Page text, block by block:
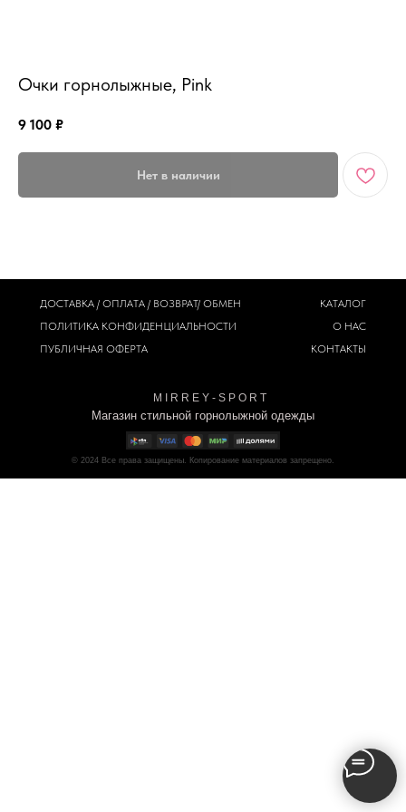
Очки горнолыжные, Pink
9 100 ₽
Нет в наличии
M I R R E Y - S P O R T
Магазин стильной горнолыжной одежды
© 2024 Все права защищены. Копирование материалов запрещено.
ДОСТАВКА / ОПЛАТА / ВОЗВРАТ/ ОБМЕН
ПОЛИТИКА КОНФИДЕНЦИАЛЬНОСТИ
ПУБЛИЧНАЯ ОФЕРТА
КАТАЛОГ
О НАС
КОНТАКТЫ